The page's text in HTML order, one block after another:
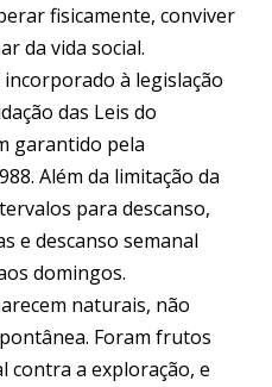
fisicamente, conviver
da vida social.
à legislação
das Leis do
garantido pela
Além da limitação da
para descanso,
e descanso semanal
domingos.
naturais, não
Foram frutos
contra a exploração, e